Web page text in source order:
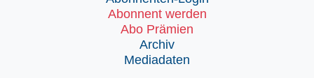
Abonnent werden
Abo Prämien
Archiv
Mediadaten